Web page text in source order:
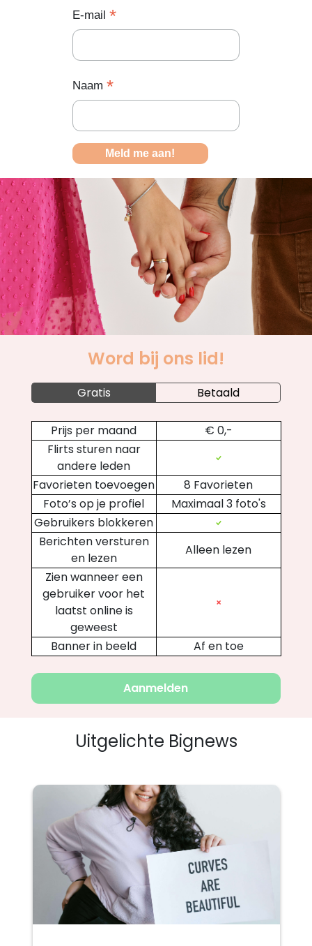
E-mail *
Naam *
Word bij ons lid!
Gratis Betaald
Prijs per maand
€ 0,-
Flirts sturen naar
andere leden
Favorieten toevoegen
8 Favorieten
Foto’s op je profiel
Maximaal 3 foto's
Gebruikers blokkeren
Berichten versturen
en lezen
Alleen lezen
Zien wanneer een
gebruiker voor het
laatst online is
geweest
Banner in beeld
Af en toe
Aanmelden
Uitgelichte Bignews